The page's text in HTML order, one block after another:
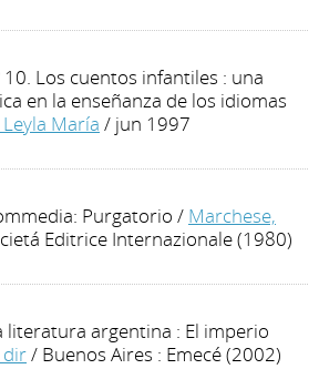
Los cuentos infantiles : una
en la enseñanza de los idiomas
Leyla María / jun 1997
Purgatorio / Marchese,
Editrice Internazionale (1980)
literatura argentina : El imperio
dir/ Buenos Aires : Emecé (2002)